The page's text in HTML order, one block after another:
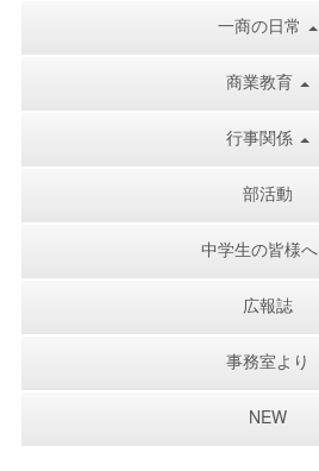
一商の日常
商業教育
行事関係
部活動
中学生の皆様へ
広報誌
事務室より
NEW